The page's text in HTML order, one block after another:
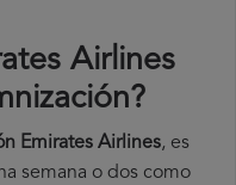
Airlines
Emirates Airlines, es
semana o dos como